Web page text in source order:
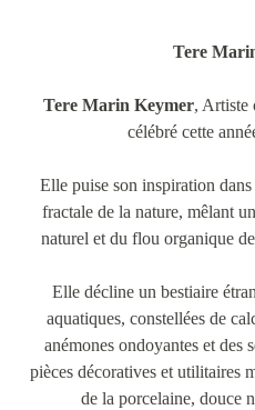
Tere
Tere Marin Keymer, Artiste
célébré cette
Elle puise son inspiration
fractale de la nature, mêlant
naturel et du flou organique
Elle décline un bestiaire
aquatiques, constellées de
anémones ondoyantes et des
pièces décoratives et utilitaires
de la porcelaine, douce